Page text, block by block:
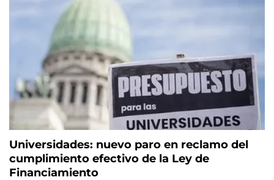
Universidades: nuevo paro en reclamo del
cumplimiento efectivo de la Ley de
Financiamiento